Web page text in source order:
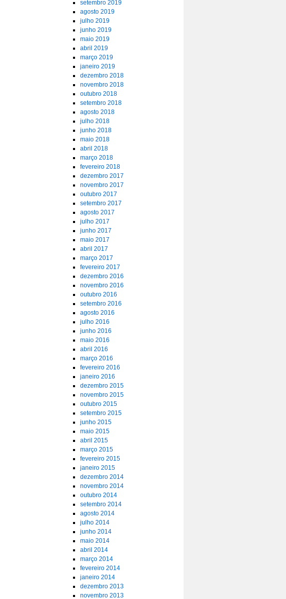
setembro 2019
agosto 2019
julho 2019
junho 2019
maio 2019
abril 2019
março 2019
janeiro 2019
dezembro 2018
novembro 2018
outubro 2018
setembro 2018
agosto 2018
julho 2018
junho 2018
maio 2018
abril 2018
março 2018
fevereiro 2018
dezembro 2017
novembro 2017
outubro 2017
setembro 2017
agosto 2017
julho 2017
junho 2017
maio 2017
abril 2017
março 2017
fevereiro 2017
dezembro 2016
novembro 2016
outubro 2016
setembro 2016
agosto 2016
julho 2016
junho 2016
maio 2016
abril 2016
março 2016
fevereiro 2016
janeiro 2016
dezembro 2015
novembro 2015
outubro 2015
setembro 2015
junho 2015
maio 2015
abril 2015
março 2015
fevereiro 2015
janeiro 2015
dezembro 2014
novembro 2014
outubro 2014
setembro 2014
agosto 2014
julho 2014
junho 2014
maio 2014
abril 2014
março 2014
fevereiro 2014
janeiro 2014
dezembro 2013
novembro 2013